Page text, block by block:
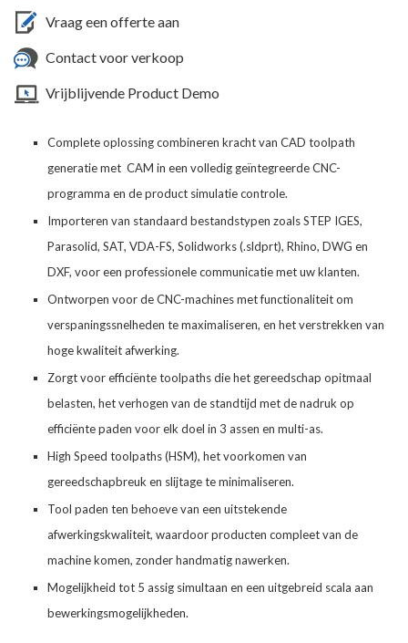
Vraag een offerte aan
Contact voor verkoop
Vrijblijvende Product Demo
Complete oplossing combineren kracht van CAD toolpath
generatie met CAM in een volledig geïntegreerde CNC-
programma en de product simulatie controle.
Importeren van standaard bestandstypen zoals STEP IGES,
Parasolid, SAT, VDA-FS, Solidworks (.sldprt), Rhino, DWG en
DXF, voor een professionele communicatie met uw klanten.
Ontworpen voor de CNC-machines met functionaliteit om
verspaningssnelheden te maximaliseren, en het verstrekken van
hoge kwaliteit afwerking.
Zorgt voor efficiënte toolpaths die het gereedschap opitmaal
belasten, het verhogen van de standtijd met de nadruk op
efficiënte paden voor elk doel in 3 assen en multi-as.
High Speed toolpaths (HSM), het voorkomen van
gereedschapbreuk en slijtage te minimaliseren.
Tool paden ten behoeve van een uitstekende
afwerkingskwaliteit, waardoor producten compleet van de
machine komen, zonder handmatig nawerken.
Mogelijkheid tot 5 assig simultaan en een uitgebreid scala aan
bewerkingsmogelijkheden.